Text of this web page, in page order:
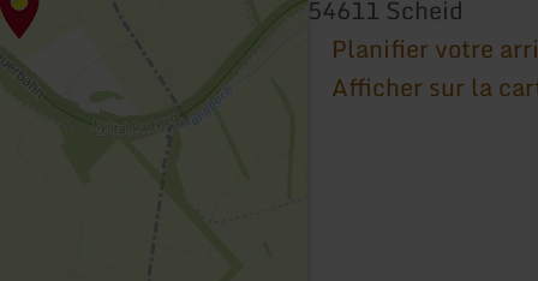
54611 Scheid
Planifier votre
Afficher sur la